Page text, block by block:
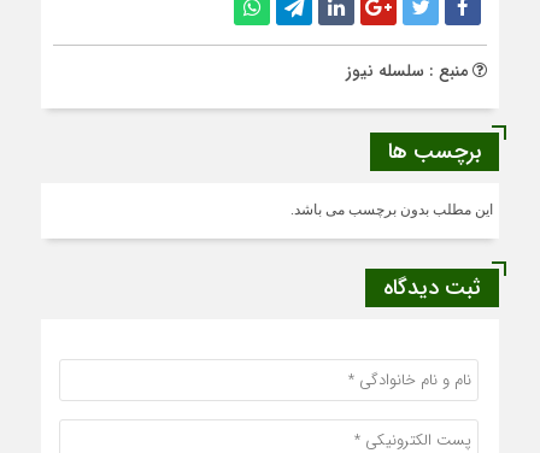
منبع : سلسله نیوز
برچسب ها
این مطلب بدون برچسب می باشد.
ثبت دیدگاه